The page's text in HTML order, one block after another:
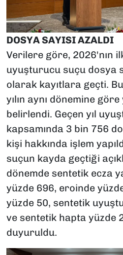
DOSYA SAYISI AZALDI
Verilere göre, 2026'nın
uyuşturucu suçu dosya
olarak kayıtlara geçti.
yılın aynı dönemine
belirlendi. Geçen yıl
kapsamında 3 bin 756
kişi hakkında işlem
suçun kayda geçtiği
dönemde sentetik ecza
yüzde 696, eroinde
yüzde 50, sentetik
ve sentetik hapta yüzde
duyuruldu.